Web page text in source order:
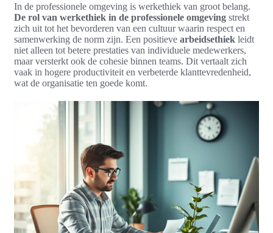
In de professionele omgeving is werkethiek van groot belang.
De rol van werkethiek in de professionele omgeving strekt
zich uit tot het bevorderen van een cultuur waarin respect en
samenwerking de norm zijn. Een positieve arbeidsethiek leidt
niet alleen tot betere prestaties van individuele medewerkers,
maar versterkt ook de cohesie binnen teams. Dit vertaalt zich
vaak in hogere productiviteit en verbeterde klanttevredenheid,
wat de organisatie ten goede komt.